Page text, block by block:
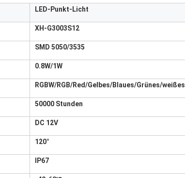
LED-Punkt-Licht
XH-G3003S12
SMD 5050/3535
0.8W/1W
RGBW/RGB/Red/Gelbes/Blaues/Grünes/weißes
50000 Stunden
DC 12V
120°
IP67